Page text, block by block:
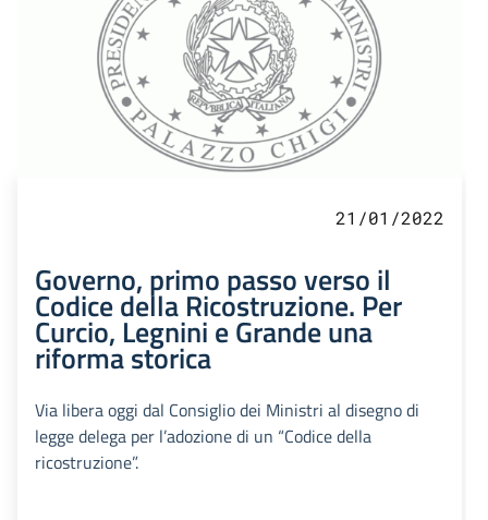
21/01/2022
Governo, primo passo verso il
Codice della Ricostruzione. Per
Curcio, Legnini e Grande una
riforma storica
Via libera oggi dal Consiglio dei Ministri al disegno di
legge delega per l’adozione di un “Codice della
ricostruzione”.